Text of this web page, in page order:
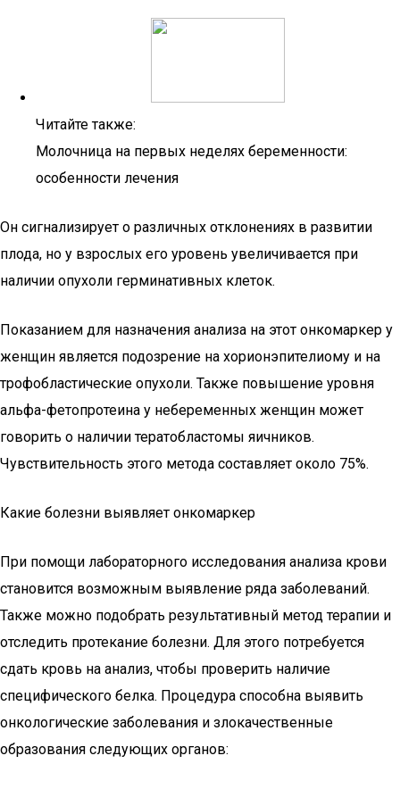
Читайте также:
Молочница на первых неделях беременности:
особенности лечения
Он сигнализирует о различных отклонениях в развитии
плода, но у взрослых его уровень увеличивается при
наличии опухоли герминативных клеток.
Показанием для назначения анализа на этот онкомаркер у
женщин является подозрение на хорионэпителиому и на
трофобластические опухоли. Также повышение уровня
альфа-фетопротеина у небеременных женщин может
говорить о наличии тератобластомы яичников.
Чувствительность этого метода составляет около 75%.
Какие болезни выявляет онкомаркер
При помощи лабораторного исследования анализа крови
становится возможным выявление ряда заболеваний.
Также можно подобрать результативный метод терапии и
отследить протекание болезни. Для этого потребуется
сдать кровь на анализ, чтобы проверить наличие
специфического белка. Процедура способна выявить
онкологические заболевания и злокачественные
образования следующих органов: